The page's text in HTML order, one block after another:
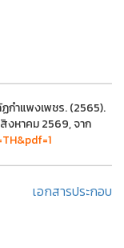
กำแพงเพชร. (2565).
งหาคม 2569, จาก
เอกสารประกอบ